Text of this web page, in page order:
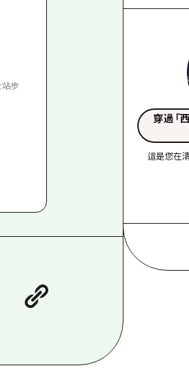
步
穿過「
這是您在